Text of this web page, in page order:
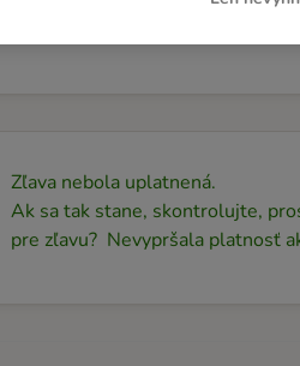
Zľava nebola uplatnená.
Ak sa tak stane, skontrolujte,
pre zľavu? Nevypršala platnosť